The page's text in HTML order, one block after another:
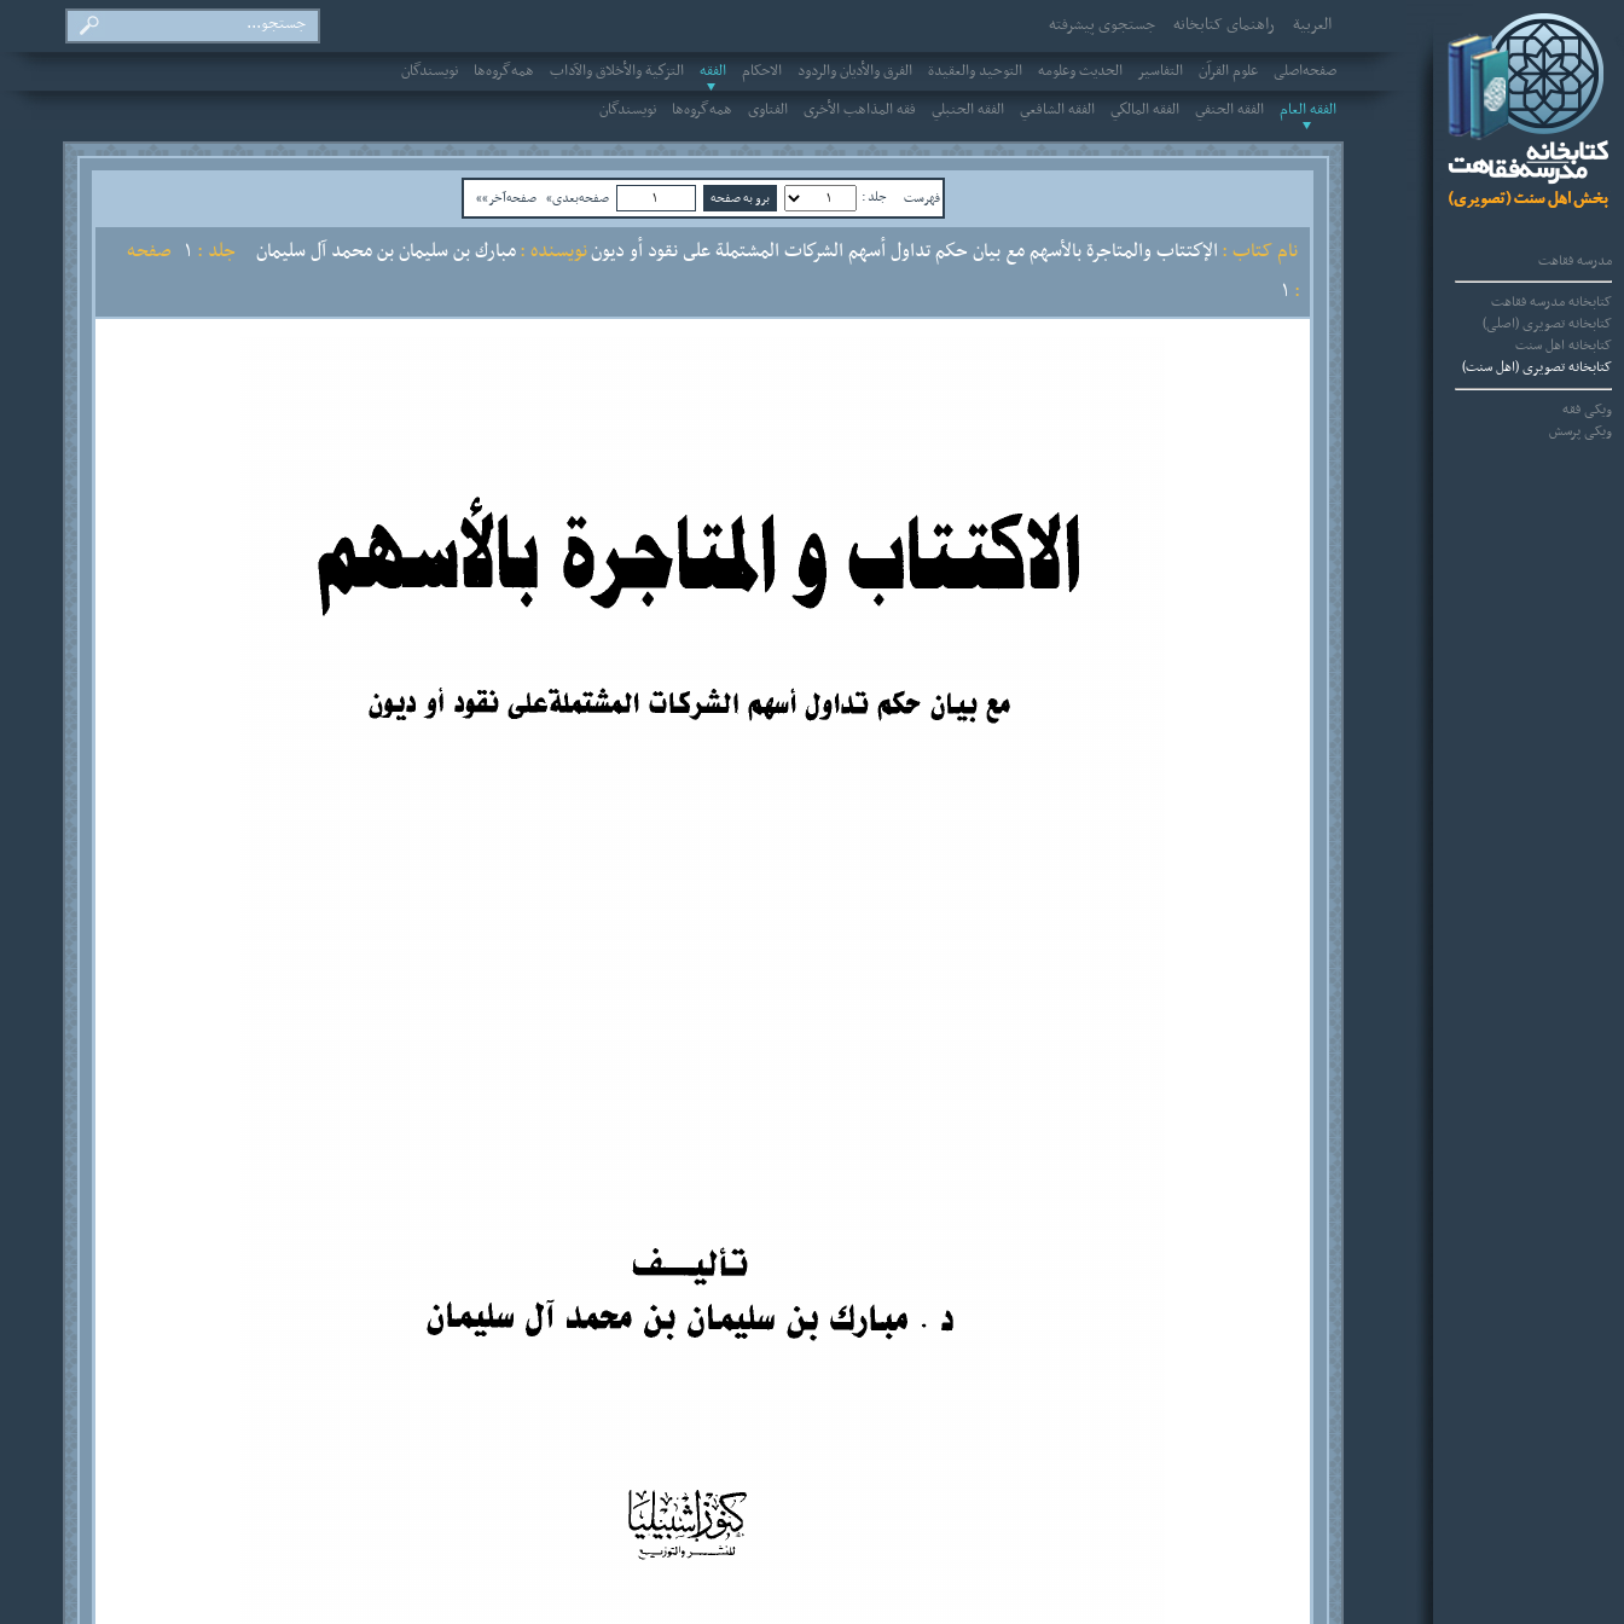
مدرسه فقاهت
کتابخانه مدرسه فقاهت
کتابخانه تصویری (اصلی)
کتابخانه اهل سنت
کتابخانه تصویری (اهل سنت)
ویکی فقه
ویکی پرسش
العربیة راهنمای کتابخانه
جستجوی پیشرفته
صفحه‌اصلی علوم القرآن التفاسير الحديث وعلومه التوحيد والعقيدة الفرق والأديان والردود الاحکام الفقه التزكية والأخلاق والآداب همه‌گروه‌ها
نویسندگان
الفقه العام الفقه الحنفي الفقه المالكي الفقه الشافعي الفقه الحنبلي فقه المذاهب الأخرى الفتاوى همه‌گروه‌ها نویسندگان
فهرست جلد : صفحه‌بعدی» صفحه‌آخر»»
نام کتاب :الإكتتاب والمتاجرة بالأسهم مع بيان حكم تداول أسهم الشركات المشتملة على نقود أو ديوننویسنده :مبارك بن سليمان بن محمد آل سليمان جلد :
صفحه
: